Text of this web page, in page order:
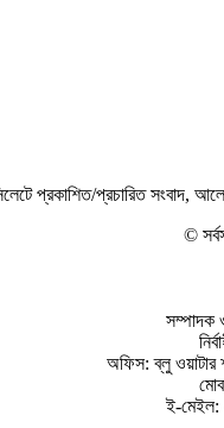
প্রকাশিত/প্রচারিত সংবাদ,
©
সম্পাদক
অফিস: ব্লু ওয়াটার
ই-